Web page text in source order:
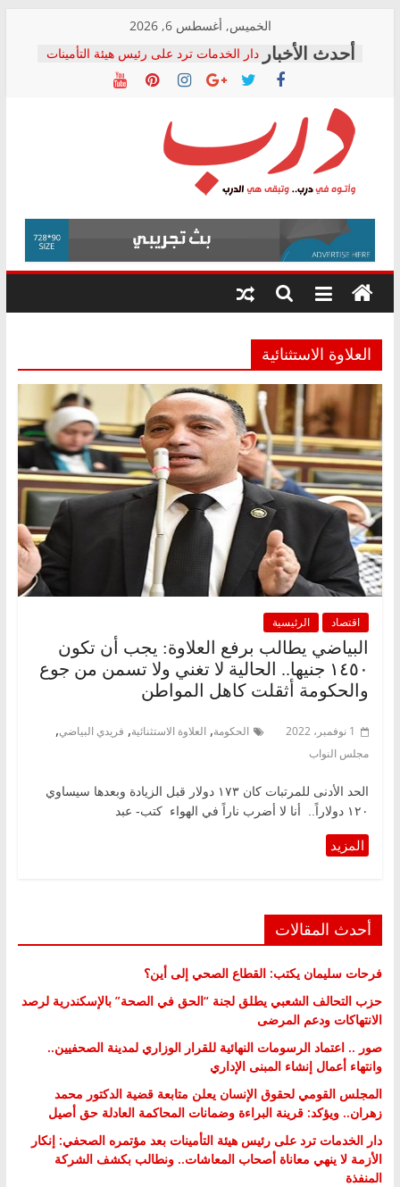
content
الخميس, أغسطس 6, 2026
دار الخدمات ترد على رئيس هيئة التأمينات
بعد مؤتمره الصحفي: إنكار الأزمة لا ينهي
معاناة أصحاب المعاشات.. ونطالب بكشف
فرحات سليمان يكتب: القطاع الصحي إلى
أين؟
حزب التحالف الشعبي يطلق لجنة “الحق
في الصحة” بالإسكندرية لرصد الانتهاكات
ودعم المرضى
الوزاري لمدينة الصحفيين.. وانتهاء أعمال
إنشاء المبنى الإداري
المجلس القومي لحقوق الإنسان يعلن
متابعة قضية الدكتور محمد زهران.. ويؤكد:
قرينة البراءة وضمانات المحاكمة العادلة
درب
وأتوه
درب..
وتبقى
هي
العلاوة الاستثنائية
اقتصاد الرئيسية
البياضي يطالب برفع العلاوة: يجب أن تكون
١٤٥٠ جنيها.. الحالية لا تغني ولا تسمن من جوع
والحكومة أثقلت كاهل المواطن
1 نوفمبر، 2022 الحكومة, العلاوة الاستثنائية, فريدي البياضي,
مجلس النواب
الحد الأدنى للمرتبات كان ١٧٣ دولار قبل الزيادة وبعدها سيساوي
١٢٠ دولاراً.. أنا لا أضرب ناراً في الهواء كتب- عبد
أحدث المقالات
فرحات سليمان يكتب: القطاع الصحي إلى أين؟
حزب التحالف الشعبي يطلق لجنة “الحق في الصحة” بالإسكندرية لرصد
الانتهاكات ودعم المرضى
صور .. اعتماد الرسومات النهائية للقرار الوزاري لمدينة الصحفيين..
وانتهاء أعمال إنشاء المبنى الإداري
المجلس القومي لحقوق الإنسان يعلن متابعة قضية الدكتور محمد
زهران.. ويؤكد: قرينة البراءة وضمانات المحاكمة العادلة حق أصيل
دار الخدمات ترد على رئيس هيئة التأمينات بعد مؤتمره الصحفي: إنكار
الأزمة لا ينهي معاناة أصحاب المعاشات.. ونطالب بكشف الشركة
المنفذة